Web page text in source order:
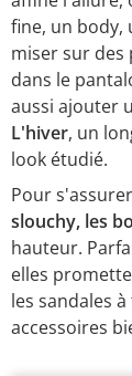
fine, un body,
miser sur des
dans le
aussi ajouter
L'hiver, un
look étudié.
Pour
slouchy, les
hauteur.
elles
les sandales
accessoires